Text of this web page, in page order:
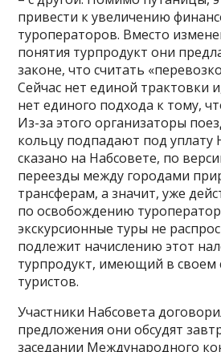
привести к увеличению
туроператоров. Вместо
понятия турпродукт они
законе, что считать
Сейчас нет единой трактовки
нет единого подхода к тому,
Из-за этого организаторы
кольцу подпадают под уплату
сказано на Набсовете, по
переезды между городами
трансферам, а значит, уже
по освобождению
экскурсионные туры не
подлежит начислению этот
турпродукт, имеющий в своем
туристов.
Участники Набсовета
предложения они обсудят
заседании Международного